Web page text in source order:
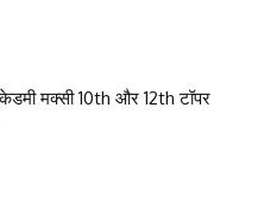
मक्सी 10th और 12th टॉपर